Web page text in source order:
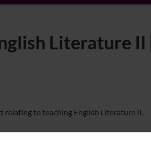
Literature II
relating to teaching English Literature II.